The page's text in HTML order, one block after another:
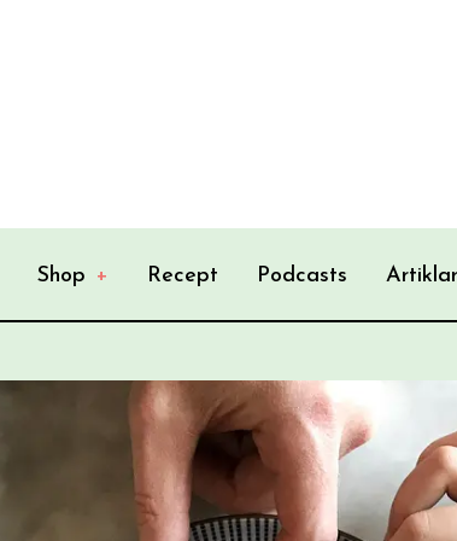
Shop + Recept Podcasts Artiklar